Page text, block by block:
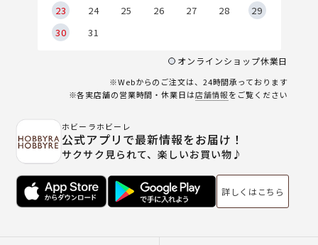
23
24 25 26 27 28
29
30
31
オンラインショップ休業日
※Webからのご注文は、24時間承っております
※各実店舗の営業時間・休業日は店舗情報をご覧ください
ホビーラホビーレ
公式アプリで最新情報をお届け！
サクサク見られて、楽しいお買い物♪
詳しくはこちら